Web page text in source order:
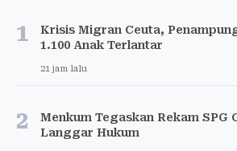
1
Krisis Migran Ceuta,
1.100 Anak Terlantar
21 jam lalu
2
Menkum Tegaskan Rekam SPG
Langgar Hukum